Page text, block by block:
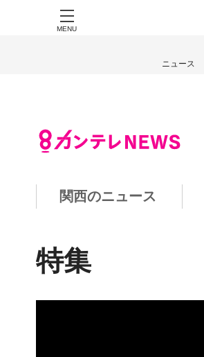
MENU
ニュース
関西のニュース
特集